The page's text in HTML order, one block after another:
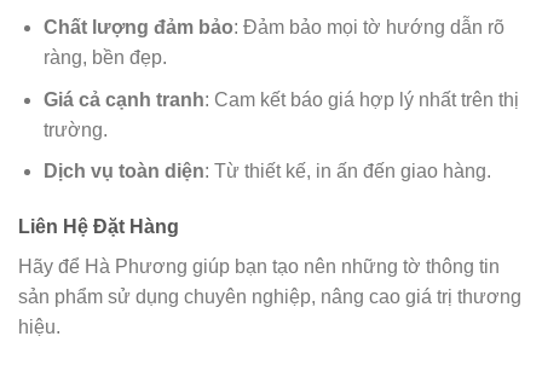
Chất lượng đảm bảo: Đảm bảo mọi tờ hướng dẫn rõ
ràng, bền đẹp.
Giá cả cạnh tranh: Cam kết báo giá hợp lý nhất trên thị
trường.
Dịch vụ toàn diện: Từ thiết kế, in ấn đến giao hàng.
Liên Hệ Đặt Hàng
Hãy để Hà Phương giúp bạn tạo nên những tờ thông tin
sản phẩm sử dụng chuyên nghiệp, nâng cao giá trị thương
hiệu.